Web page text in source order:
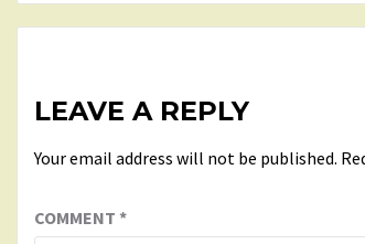
LEAVE A REPLY
Your email address will not be published.
COMMENT *